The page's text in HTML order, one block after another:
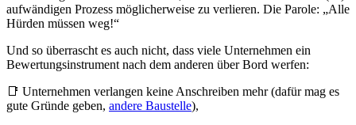
aufwändigen Prozess möglicherweise zu verlieren. Die Parole: „Alle
Hürden müssen weg!“
Und so überrascht es auch nicht, dass viele Unternehmen ein
Bewertungsinstrument nach dem anderen über Bord werfen:
📑 Unternehmen verlangen keine Anschreiben mehr (dafür mag es
gute Gründe geben, andere Baustelle),